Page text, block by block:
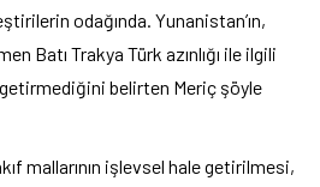
odağında. Yunanistan’ın,
Batı Trakya Türk azınlığı ile ilgili
belirten Meriç şöyle
mallarının işlevsel hale getirilmesi,